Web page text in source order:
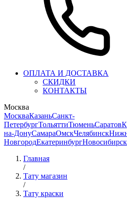
ОПЛАТА И ДОСТАВКА
СКИДКИ
КОНТАКТЫ
Москва
МоскваКазаньСанкт-
ПетербургТольяттиТюменьСаратов
на-ДонуСамараОмскЧелябинск
НовгородЕкатеринбургНовосибирск
Главная
/
Тату магазин
/
Тату краски